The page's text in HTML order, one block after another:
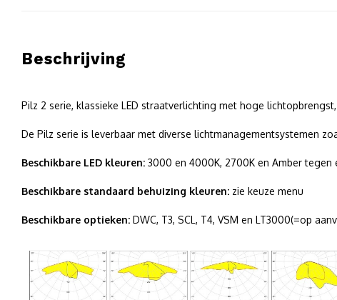
Beschrijving
Pilz 2 serie, klassieke LED straatverlichting met hoge
De Pilz serie is leverbaar met diverse lichtmanagementsystemen
Beschikbare LED kleuren: 3000 en 4000K, 2700K en Amber tegen
Beschikbare standaard behuizing kleuren: zie keuze menu
Beschikbare optieken: DWC, T3, SCL, T4, VSM en LT3000(=op